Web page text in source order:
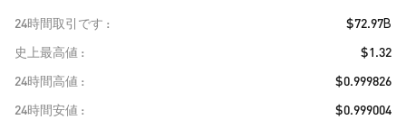
24時間取引です
$72.97B
史上最高値
$1.32
24時間高値
$0.999826
24時間安値
$0.999004